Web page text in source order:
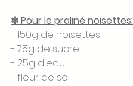
❇ Pour le praliné noisettes:
- 150g de noisettes
- 75g de sucre
- 25g d'eau
- fleur de sel